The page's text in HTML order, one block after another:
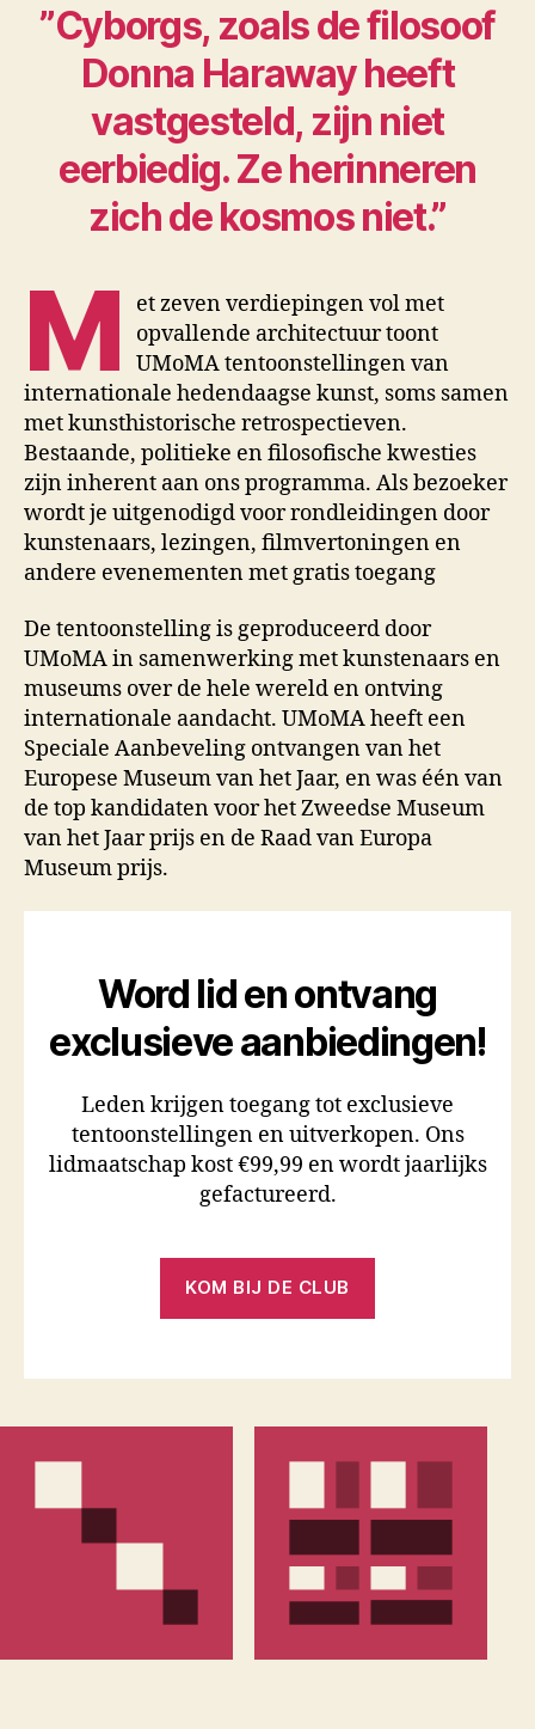
”Cyborgs, zoals de filosoof
Donna Haraway heeft
vastgesteld, zijn niet
eerbiedig. Ze herinneren
zich de kosmos niet.”
M
et zeven verdiepingen vol met
opvallende architectuur toont
UMoMA tentoonstellingen van
internationale hedendaagse kunst, soms samen
met kunsthistorische retrospectieven.
Bestaande, politieke en filosofische kwesties
zijn inherent aan ons programma. Als bezoeker
wordt je uitgenodigd voor rondleidingen door
kunstenaars, lezingen, filmvertoningen en
andere evenementen met gratis toegang
De tentoonstelling is geproduceerd door
UMoMA in samenwerking met kunstenaars en
museums over de hele wereld en ontving
internationale aandacht. UMoMA heeft een
Speciale Aanbeveling ontvangen van het
Europese Museum van het Jaar, en was één van
de top kandidaten voor het Zweedse Museum
van het Jaar prijs en de Raad van Europa
Museum prijs.
Word lid en ontvang
exclusieve aanbiedingen!
Leden krijgen toegang tot exclusieve
tentoonstellingen en uitverkopen. Ons
lidmaatschap kost €99,99 en wordt jaarlijks
gefactureerd.
KOM BIJ DE CLUB